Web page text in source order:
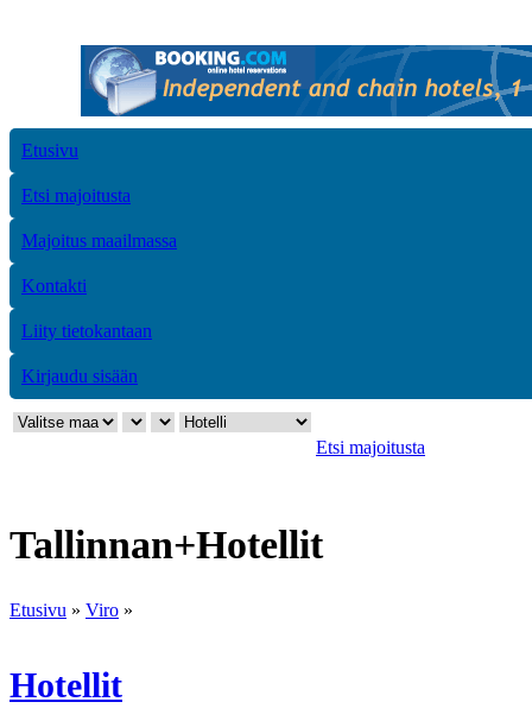
Etusivu
Etsi majoitusta
Majoitus maailmassa
Kontakti
Liity tietokantaan
Kirjaudu sisään
Etsi majoitusta
Tallinnan+Hotellit
Etusivu » Viro »
Hotellit